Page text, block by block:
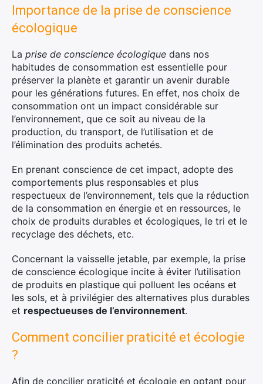
Importance de la prise de conscience
écologique
La prise de conscience écologique dans nos
habitudes de consommation est essentielle pour
préserver la planète et garantir un avenir durable
pour les générations futures. En effet, nos choix de
consommation ont un impact considérable sur
l’environnement, que ce soit au niveau de la
production, du transport, de l’utilisation et de
l’élimination des produits achetés.
En prenant conscience de cet impact, adopte des
comportements plus responsables et plus
respectueux de l’environnement, tels que la réduction
de la consommation en énergie et en ressources, le
choix de produits durables et écologiques, le tri et le
recyclage des déchets, etc.
Concernant la vaisselle jetable, par exemple, la prise
de conscience écologique incite à éviter l’utilisation
de produits en plastique qui polluent les océans et
les sols, et à privilégier des alternatives plus durables
et respectueuses de l’environnement.
Comment concilier praticité et écologie
?
Afin de concilier praticité et écologie en optant pour